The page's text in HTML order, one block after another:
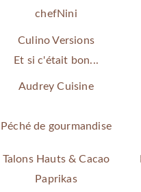
chefNini
Culino Versions
Et si c'était bon...
Audrey Cuisine
Péché de gourmandise
Talons Hauts & Cacao
Paprikas